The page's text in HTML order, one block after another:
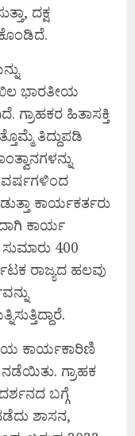
ದಕ್ಷ
ಭಾರತೀಯ
ಹಿತಾಸಕ್ತಿ
ತಿದ್ದುಪಡಿ
ವರ್ಷಗಳಿಂದ
ಕಾರ್ಯಕರ್ತರು
ಕಾರ್ಯ
400
ರಾಜ್ಯದ ಹಲವು
ಕಾರ್ಯಕಾರಿಣಿ
ಗ್ರಾಹಕ
ಬಗ್ಗೆ
ಶಾಸನ,